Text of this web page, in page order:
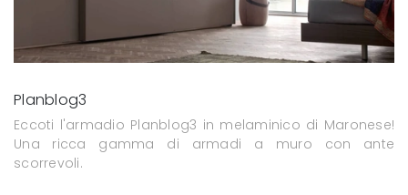
Planblog3
Eccoti l'armadio Planblog3 in melaminico di Maronese!
Una ricca gamma di armadi a muro con ante
scorrevoli.